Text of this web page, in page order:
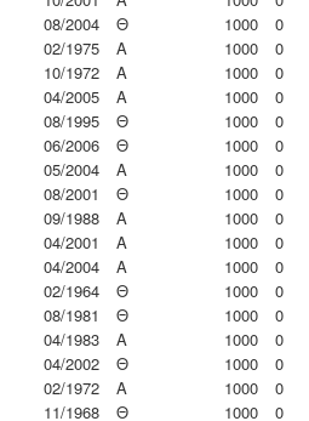
08/2004 Θ 1000
0
02/1975 Α 1000
0
10/1972 Α 1000
0
04/2005 Α 1000
0
08/1995 Θ 1000 0
06/2006 Θ 1000
0
05/2004 Α 1000
0
08/2001 Θ 1000
0
09/1988 Α 1000
0
04/2001 Α 1000
0
04/2004 Α 1000
0
02/1964 Θ 1000
0
08/1981 Θ 1000
0
04/1983 Α 1000
0
04/2002 Θ 1000
0
02/1972 Α 1000
0
11/1968 Θ 1000
0